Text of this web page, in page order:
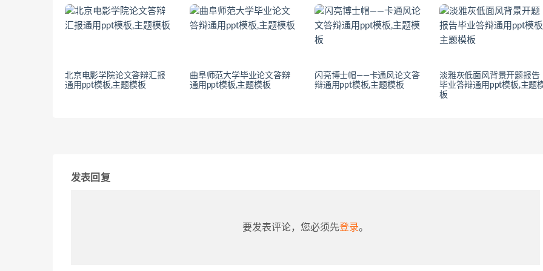
北京电影学院论文答辩汇报
通用ppt模板,主题模板
曲阜师范大学毕业论文答辩
通用ppt模板,主题模板
闪亮博士帽——卡通风论文答
辩通用ppt模板,主题模板
淡雅灰低面风背景开题报告
毕业答辩通用ppt模板,主题
板
发表回复
要发表评论，您必须先登录。